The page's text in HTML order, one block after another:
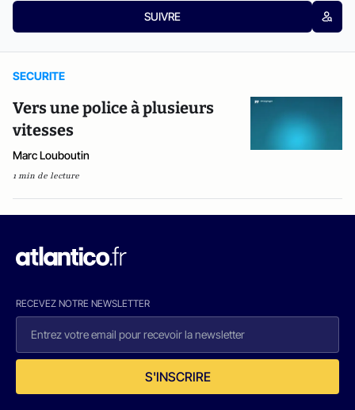
SUIVRE
SECURITE
Vers une police à plusieurs
vitesses
Marc Louboutin
1 min de lecture
RECEVEZ NOTRE NEWSLETTER
S'INSCRIRE